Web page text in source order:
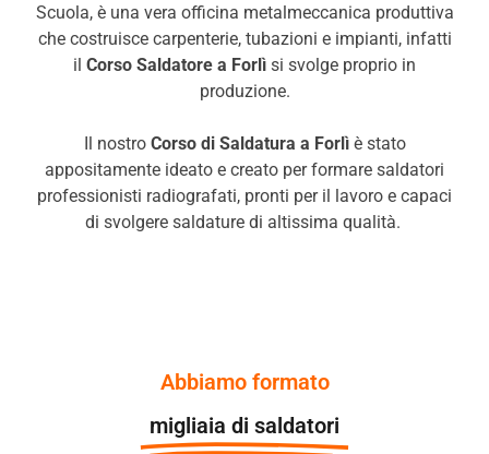
Scuola, è una vera officina metalmeccanica produttiva
che costruisce carpenterie, tubazioni e impianti, infatti
il Corso Saldatore a Forlì si svolge proprio in
produzione.
Il nostro Corso di Saldatura a Forlìè stato
appositamente ideato e creato per formare saldatori
professionisti radiografati, pronti per il lavoro e capaci
di svolgere saldature di altissima qualità.
Abbiamo formato
migliaia di saldatori